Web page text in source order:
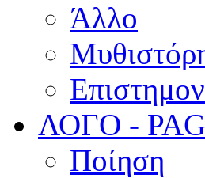
Άλλο
ΛΟΓΟ -
Ποίηση